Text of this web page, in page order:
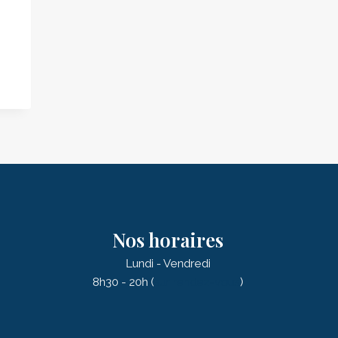
Nos horaires
Lundi - Vendredi
8h30 - 20h (
)